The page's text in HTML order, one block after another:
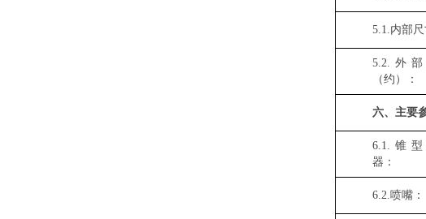
5.1.内部尺
5.2. 外
（约）
：
六、主要
6.1. 锥
器：
6.2.喷嘴：